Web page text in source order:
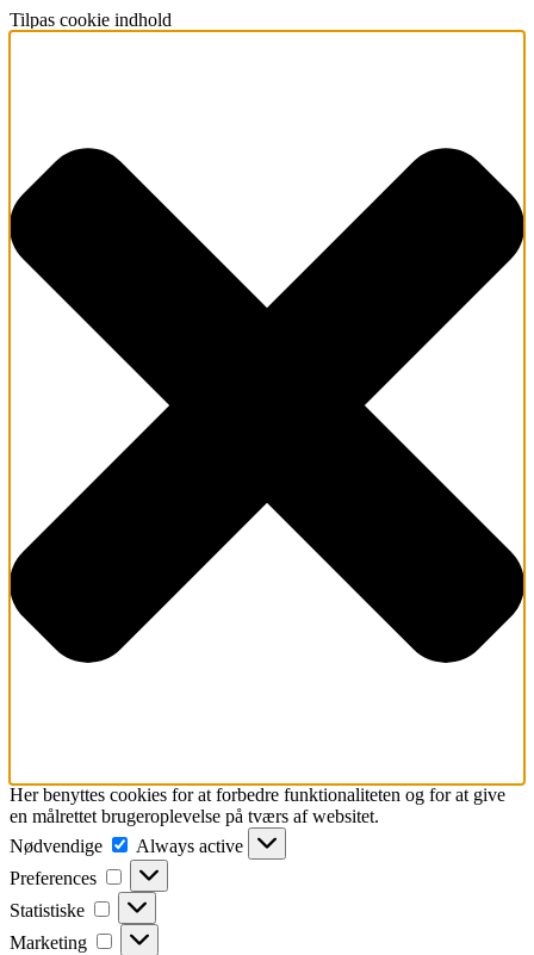
Tilpas cookie indhold
Her benyttes cookies for at forbedre funktionaliteten og for at give
en målrettet brugeroplevelse på tværs af websitet.
Nødvendige
Nødvendige
Always active
Preferences
Preferences
Statistiske Statistiske
Marketing Marketing